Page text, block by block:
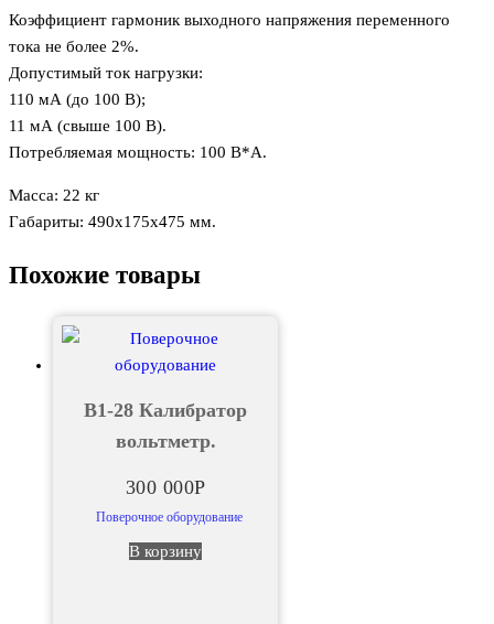
Коэффициент гармоник выходного напряжения переменного
тока не более 2%.
Допустимый ток нагрузки:
110 мА (до 100 В);
11 мА (свыше 100 В).
Потребляемая мощность: 100 В*А.
Масса: 22 кг
Габариты: 490х175х475 мм.
Похожие товары
В1-28 Калибратор
вольтметр.
300 000Р
Поверочное оборудование
В корзину